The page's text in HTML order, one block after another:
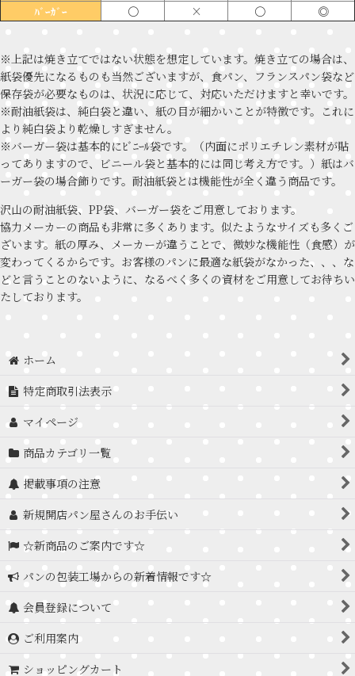
ﾊﾞｰｶﾞｰ 〇 × 〇 ◎
※上記は焼き立てではない状態を想定しています。焼き立ての場合は、
紙袋優先になるものも当然ございますが、食パン、フランスパン袋など
保存袋が必要なものは、状況に応じて、対応いただけますと幸いです。
※耐油紙袋は、純白袋と違い、紙の目が細かいことが特徴です。これに
より純白袋より乾燥しすぎません。
※バーガー袋は基本的にﾋﾞﾆｰﾙ袋です。（内面にポリエチレン素材が貼
ってありますので、ビニール袋と基本的には同じ考え方です。）紙はバ
ーガー袋の場合飾りです。耐油紙袋とは機能性が全く違う商品です。
沢山の耐油紙袋、PP袋、バーガー袋をご用意しております。
協力メーカーの商品も非常に多くあります。似たようなサイズも多くご
ざいます。紙の厚み、メーカーが違うことで、微妙な機能性（食感）が
変わってくるからです。お客様のパンに最適な紙袋がなかった、、、な
どと言うことのないように、なるべく多くの資材をご用意してお待ちい
たしております。
ホーム
特定商取引法表示
マイページ
商品カテゴリ一覧
掲載事項の注意
新規開店パン屋さんのお手伝い
☆新商品のご案内です☆
パンの包装工場からの新着情報です☆
会員登録について
ご利用案内
ショッピングカート